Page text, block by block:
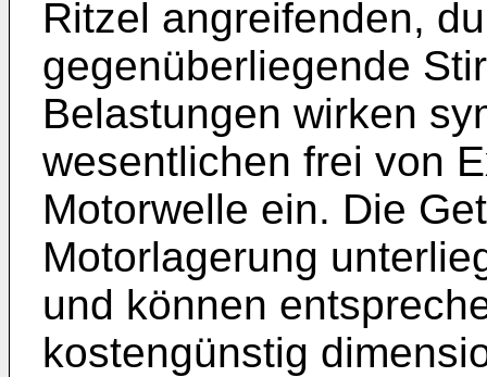
Ritzel angreifenden,
gegenüberliegende
Belastungen wirken
wesentlichen frei von
Motorwelle ein. Die
Motorlagerung
und können
kostengünstig